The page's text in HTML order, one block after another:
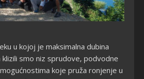
u kojoj je maksimalna dubina
smo niz sprudove, podvodne
koje pruža ronjenje u